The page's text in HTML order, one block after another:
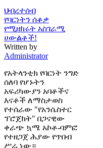
ህብረተሰብ
የባርነትን ሰቆቃ
የሚዘክሩት አስገራሚ
ሀውልቶች!
Written by
Administrator
የአትላንቲክ የባርነት ንግድ
ሰለባ የሆኑትን
አፍሪካውያን አባቶችና
እናቶች ለማስታወስ
የተሰራው "የአንሴስተር
ፕሮጀክት" በጋናዊው
ቀራጭ ኳሜ አኮቶ-ባምፎ
የተዘጋጀ ሕያው የጥበብ
ሥራ ነው።